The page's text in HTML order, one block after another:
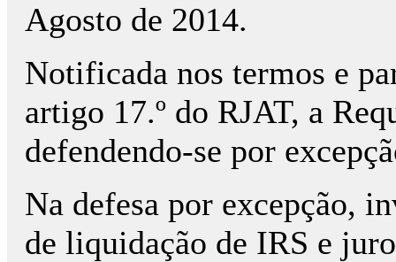
Agosto de 2014.
Notificada nos termos e
artigo 17.º do RJAT, a
defendendo-se por
Na defesa por excepção,
de liquidação de IRS e